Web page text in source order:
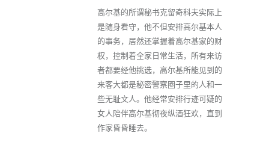
高尔基的所谓秘书克留奇科夫实际上
是随身看守，他不但安排高尔基本人
的事务，居然还掌握着高尔基家的财
权，控制着全家日常生活，所有来访
者都要经他挑选，高尔基所能见到的
来客大都是秘密警察圈子里的人和一
些无耻文人。他经常安排行迹可疑的
女人陪伴高尔基彻夜纵酒狂欢，直到
作家昏昏睡去。